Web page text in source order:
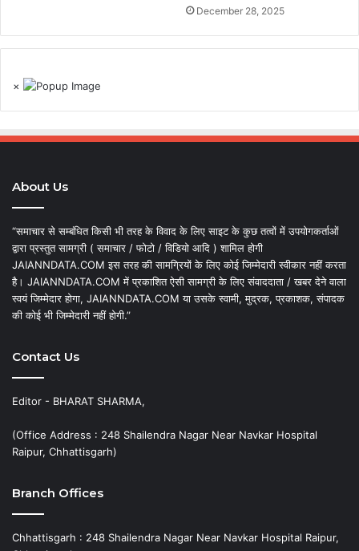
December 28, 2025
×
About Us
“समाचार से सम्बंधित किसी भी तरह के विवाद के लिए साइट के कुछ तत्वों में उपयोगकर्ताओं
द्वारा प्रस्तुत सामग्री ( समाचार / फोटो / विडियो आदि ) शामिल होगी
JAIANNDATA.COM इस तरह की सामग्रियों के लिए कोई जिम्मेदारी स्वीकार नहीं करता
है। JAIANNDATA.COM में प्रकाशित ऐसी सामग्री के लिए संवाददाता / खबर देने वाला
स्वयं जिम्मेदार होगा, JAIANNDATA.COM या उसके स्वामी, मुद्रक, प्रकाशक, संपादक
की कोई भी जिम्मेदारी नहीं होगी.”
Contact Us
Editor - BHARAT SHARMA,
(Office Address : 248 Shailendra Nagar Near Navkar Hospital
Raipur, Chhattisgarh)
Branch Offices
Chhattisgarh : 248 Shailendra Nagar Near Navkar Hospital Raipur,